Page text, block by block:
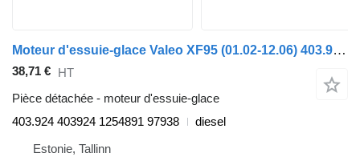
Moteur d'essuie-glace Valeo XF95 (01.02-12.06) 403.924 403924 pour tracteur routier DAF XF95, XF105 (2001-2014)
38,71 € HT
Pièce détachée - moteur d'essuie-glace
403.924 403924 1254891 97938
diesel
Estonie, Tallinn